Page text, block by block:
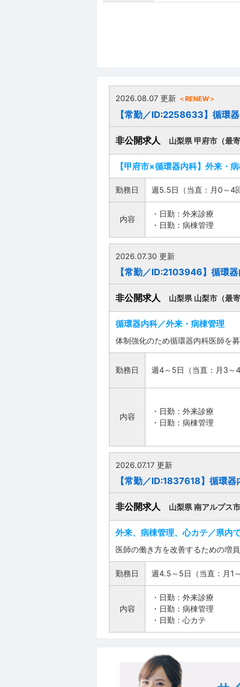
2026.08.07 更新 ＜RENEW＞
【常勤／ID:2258633】循環
非公開求人 山梨県 甲府市（最
【甲府市×循環器内科】外来・
勤務日 週5.5日（当直：月0～4回
内容
・日勤：外来診療
・日勤：病棟管理
2026.07.30 更新
【常勤／ID:2103946】循環
非公開求人 山梨県 山梨市（最
循環器内科／外来・病棟管理
体制強化のため循環器内科医師を募
勤務日 週4～5日（当直：月3～4
内容
・日勤：外来診療
・日勤：病棟管理
2026.07.17 更新
【常勤／ID:1837618】循環器
非公開求人 山梨県 南アルプス
外来、病棟管理、心カテ／県内
医師の働き方を改善するための増
勤務日 週4.5～5日（当直：月1～
内容
・日勤：外来診療
・日勤：病棟管理
・日勤：心カテ